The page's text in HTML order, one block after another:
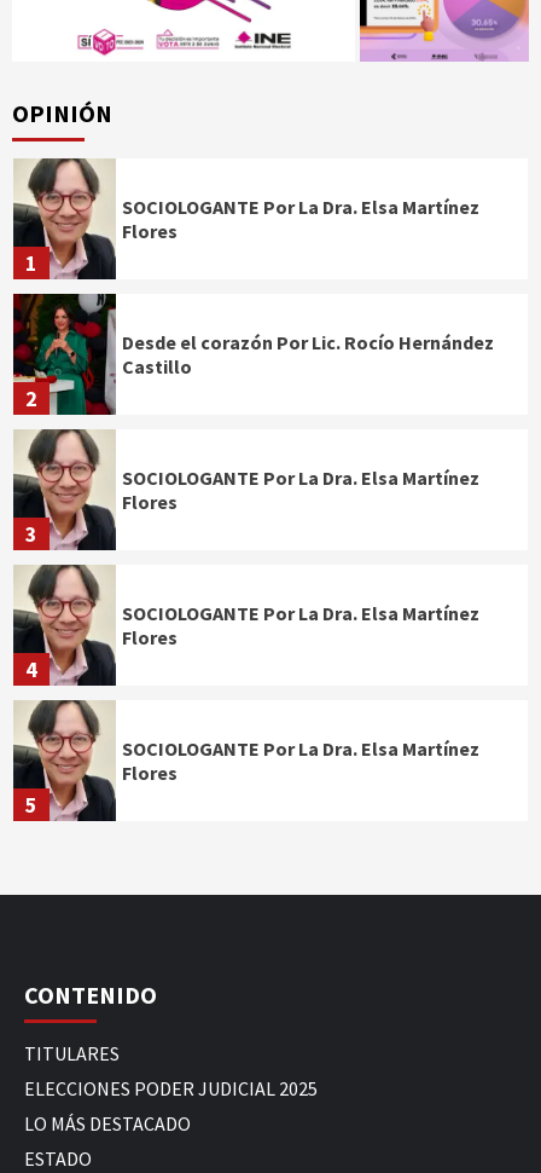
OPINIÓN
1
SOCIOLOGANTE Por La Dra. Elsa Martínez
Flores
2
Desde el corazón Por Lic. Rocío Hernández
Castillo
3
SOCIOLOGANTE Por La Dra. Elsa Martínez
Flores
4
SOCIOLOGANTE Por La Dra. Elsa Martínez
Flores
5
SOCIOLOGANTE Por La Dra. Elsa Martínez
Flores
CONTENIDO
TITULARES
ELECCIONES PODER JUDICIAL 2025
LO MÁS DESTACADO
ESTADO